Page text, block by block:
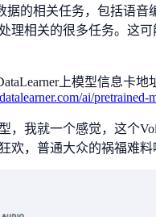
数据的相关任务，包括语
理相关的很多任务。这
上模型信息卡地
ai/pretrained-
，我就一个感觉，这个
欢，普通大众的祸福难料